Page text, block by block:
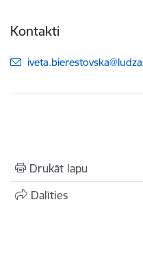
Kontakti
E-pasts:
Drukāt lapu
Dalīties